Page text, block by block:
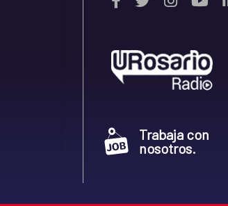
Trabaja con
nosotros.